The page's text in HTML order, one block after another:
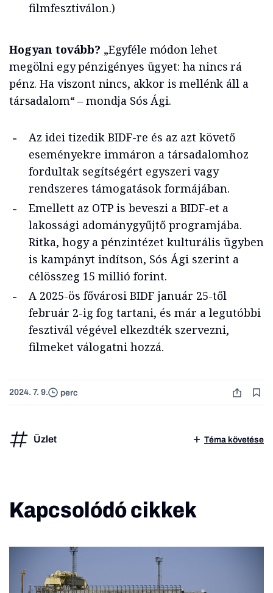
filmfesztiválon.)
Hogyan tovább? „Egyféle módon lehet
megölni egy pénzigényes ügyet: ha nincs rá
pénz. Ha viszont nincs, akkor is mellénk áll a
társadalom“ – mondja Sós Ági.
Az idei tizedik BIDF-re és az azt követő
eseményekre immáron a társadalomhoz
fordultak segítségért egyszeri vagy
rendszeres támogatások formájában.
Emellett az OTP is beveszi a BIDF-et a
lakossági adománygyűjtő programjába.
Ritka, hogy a pénzintézet kulturális ügyben
is kampányt indítson, Sós Ági szerint a
célösszeg 15 millió forint.
A 2025-ös fővárosi BIDF január 25-től
február 2-ig fog tartani, és már a legutóbbi
fesztivál végével elkezdték szervezni,
filmeket válogatni hozzá.
2024. 7. 9. perc
Üzlet Téma követése
Kapcsolódó cikkek